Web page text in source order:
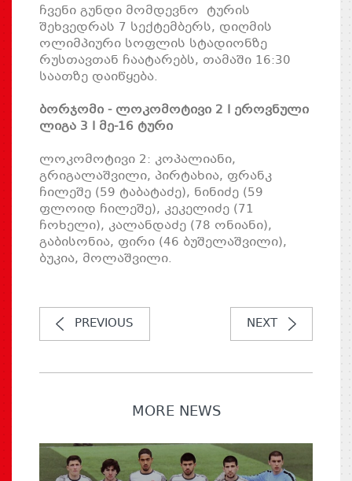
ჩვენი გუნდი მომდევნო ტურის
შეხვედრას 7 სექტემბერს, დიღმის
ოლიმპიური სოფლის სტადიონზე
რუსთავთან ჩაატარებს, თამაში 16:30
საათზე დაიწყება.
ბორჯომი - ლოკომოტივი 2 I ეროვნული
ლიგა 3 I მე-16 ტური
ლოკომოტივი 2: კოპალიანი,
გრიგალაშვილი, პირტახია, ფრანკ
ჩილეშე (59 ტაბატაძე), ნინიძე (59
ფლოიდ ჩილეშე), კეკელიძე (71
ჩოხელი), კალანდაძე (78 ონიანი),
გაბისონია, ფირი (46 ბუშელაშვილი),
ბუკია, მოლაშვილი.
PREVIOUS NEXT
MORE NEWS